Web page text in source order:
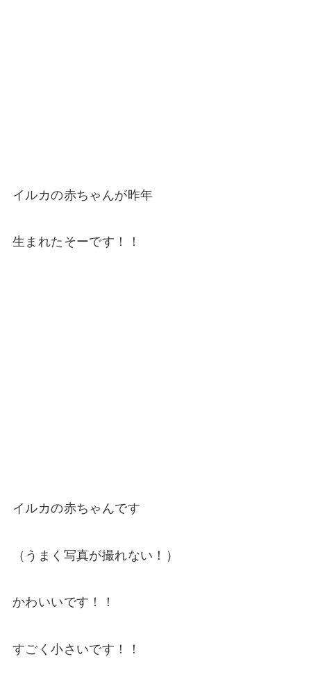
イルカの赤ちゃんが昨年
生まれたそーです！！
イルカの赤ちゃんです
（うまく写真が撮れない！）
かわいいです！！
すごく小さいです！！